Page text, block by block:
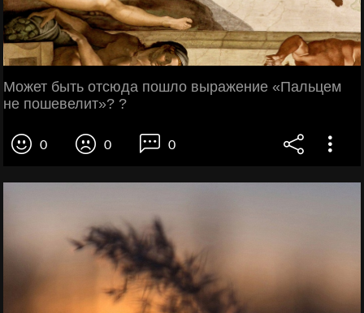
Может быть отсюда пошло выражение «Пальцем
не пошевелит»? ?
0 0 0